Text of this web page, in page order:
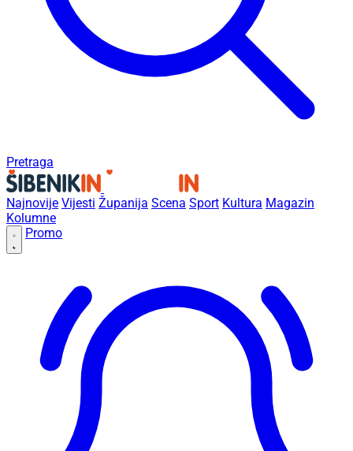
Pretraga
Najnovije Vijesti Županija Scena Sport Kultura Magazin
Kolumne
Promo